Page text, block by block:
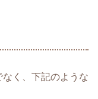
く、下記のような